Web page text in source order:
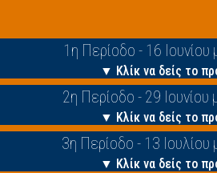
1η Περίοδο - 16 Ιουνίου
▼ Κλίκ να δείς το
2η Περίοδο - 29 Ιουνίου
▼ Κλίκ να δείς το
3η Περίοδο - 13 Ιουλίου
▼ Κλίκ να δείς το